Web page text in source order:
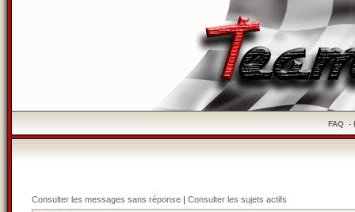
FAQ-
Consulter les messages sans réponse | Consulter les sujets actifs